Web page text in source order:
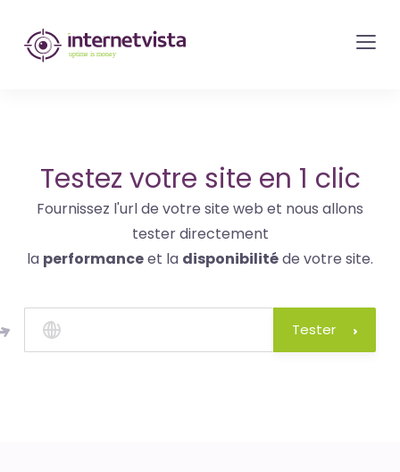
internetvista
monitoring
site
web
et
de
services
internet-
Uptime
is
Testez votre site en 1 clic
Fournissez l'url de votre site web et nous allons
tester directement
la performanceet la disponibilitéde votre site.
Tester